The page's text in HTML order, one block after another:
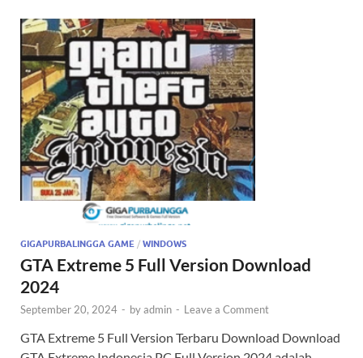
GIGAPURBALINGGA GAME / WINDOWS
GTA Extreme 5 Full Version Download
2024
September 20, 2024 - byadmin - Leave a Comment
GTA Extreme 5 Full Version Terbaru Download Download